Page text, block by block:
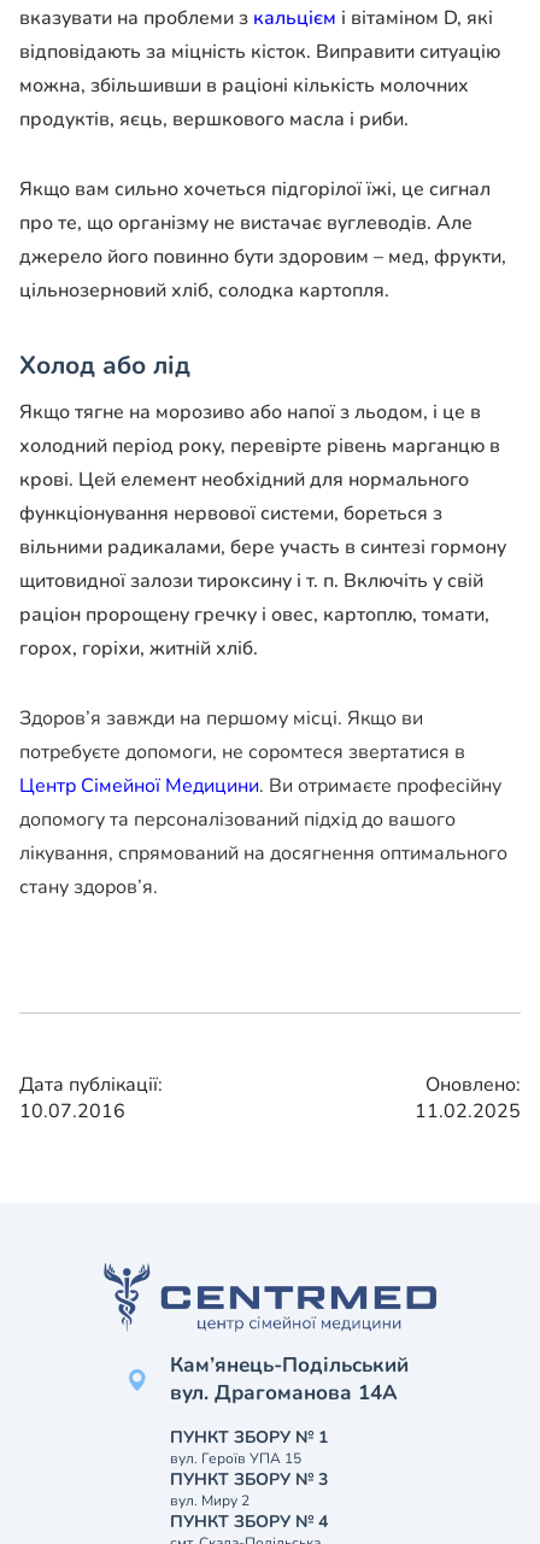
вказувати на проблеми з кальцієм і вітаміном D, які
відповідають за міцність кісток. Виправити ситуацію
можна, збільшивши в раціоні кількість молочних
продуктів, яєць, вершкового масла і риби.
Якщо вам сильно хочеться підгорілої їжі, це сигнал
про те, що організму не вистачає вуглеводів. Але
джерело його повинно бути здоровим – мед, фрукти,
цільнозерновий хліб, солодка картопля.
Холод або лід
Якщо тягне на морозиво або напої з льодом, і це в
холодний період року, перевірте рівень марганцю в
крові. Цей елемент необхідний для нормального
функціонування нервової системи, бореться з
вільними радикалами, бере участь в синтезі гормону
щитовидної залози тироксину і т. п. Включіть у свій
раціон пророщену гречку і овес, картоплю, томати,
горох, горіхи, житній хліб.
Здоров’я завжди на першому місці. Якщо ви
потребуєте допомоги, не соромтеся звертатися в
Центр Сімейної Медицини. Ви отримаєте професійну
допомогу та персоналізований підхід до вашого
лікування, спрямований на досягнення оптимального
стану здоров’я.
Дата публікації:
10.07.2016
Оновлено:
11.02.2025
Кам’янець-Подільський
вул. Драгоманова 14А
ПУНКТ ЗБОРУ № 1
вул. Героїв УПА 15
ПУНКТ ЗБОРУ № 3
вул. Миру 2
ПУНКТ ЗБОРУ № 4